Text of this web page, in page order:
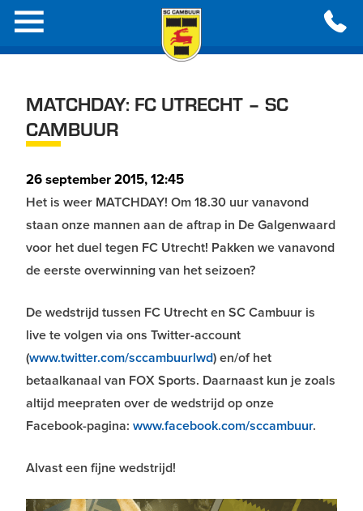
MATCHDAY: FC UTRECHT – SC
CAMBUUR
26 september 2015, 12:45
Het is weer MATCHDAY! Om 18.30 uur vanavond
staan onze mannen aan de aftrap in De Galgenwaard
voor het duel tegen FC Utrecht! Pakken we vanavond
de eerste overwinning van het seizoen?
De wedstrijd tussen FC Utrecht en SC Cambuur is
live te volgen via ons Twitter-account
(www.twitter.com/sccambuurlwd) en/of het
betaalkanaal van FOX Sports. Daarnaast kun je zoals
altijd meepraten over de wedstrijd op onze
Facebook-pagina: www.facebook.com/sccambuur.
Alvast een fijne wedstrijd!